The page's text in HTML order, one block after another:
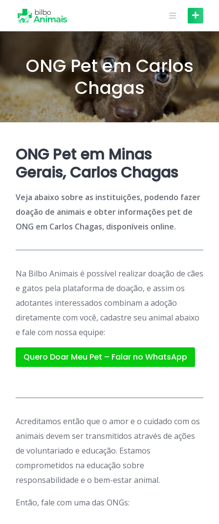
content
ONG Pet em Carlos
Chagas
ONG Pet em Minas
Gerais, Carlos Chagas
Veja abaixo sobre as instituições, podendo fazer
doação de animais e obter informações pet de
ONG em Carlos Chagas, disponíveis online.
Na Bilbo Animais é possível realizar doação de cães
e gatos pela plataforma de doação, e assim os
adotantes interessados combinam a adoção
diretamente com você, cadastre seu animal abaixo
e fale com nossa equipe:
Quero Doar Meu Pet – Falar no WhatsApp
Acreditamos então que o amor e o cuidado com os
animais devem ser transmitidos através de ações
de voluntariado e educação. Estamos
comprometidos na educação sobre
responsabilidade e o bem-estar animal.
Então, fale com uma das ONGs: